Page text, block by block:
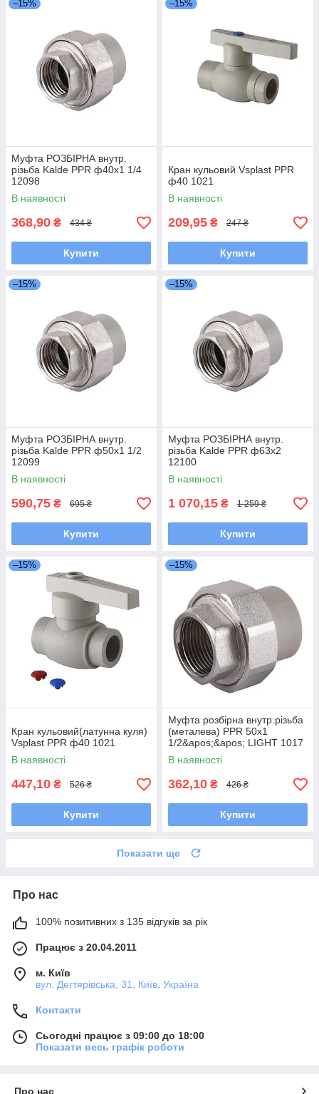
–15%
Муфта РОЗБІРНА внутр.
різьба Kalde PPR ф40х1 1/4
12098
В наявності
368,90 ₴ 434 ₴
Купити
–15%
Кран кульовий Vsplast PPR
ф40 1021
В наявності
209,95 ₴ 247 ₴
Купити
–15%
Муфта РОЗБІРНА внутр.
різьба Kalde PPR ф50х1 1/2
12099
В наявності
590,75 ₴ 695 ₴
Купити
–15%
Муфта РОЗБІРНА внутр.
різьба Kalde PPR ф63х2
12100
В наявності
1 070,15 ₴ 1 259 ₴
Купити
–15%
Кран кульовий(латунна куля)
Vsplast PPR ф40 1021
В наявності
447,10 ₴ 526 ₴
Купити
–15%
Муфта розбірна внутр.різьба
(металева) PPR 50х1
1/2&apos;&apos; LIGHT 1017
В наявності
362,10 ₴ 426 ₴
Купити
Показати ще
Про нас
100% позитивних з 135 відгуків за рік
Працює з 20.04.2011
м. Київ
вул. Дегтярівська, 31, Київ, Україна
Контакти
Сьогодні працює з 09:00 до 18:00
Показати весь графік роботи
Про нас